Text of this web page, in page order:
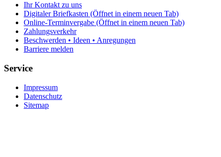
Ihr Kontakt zu uns
Digitaler Briefkasten (Öffnet in einem neuen Tab)
Online-Terminvergabe (Öffnet in einem neuen Tab)
Zahlungsverkehr
Beschwerden • Ideen • Anregungen
Barriere melden
Service
Impressum
Datenschutz
Sitemap